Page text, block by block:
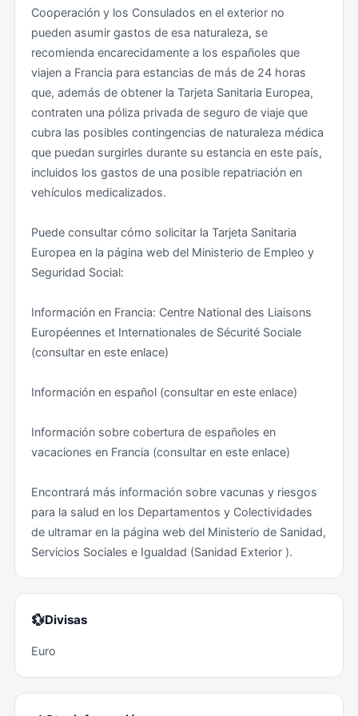
autobús, etc.).
Teniendo en cuenta lo anterior, se recomienda:
• Seguir en todo momento las indicaciones,
instrucciones y recomendaciones de las autoridades
francesas.
• Ir en todo momento debidamente documentado, con
el DNI o el pasaporte.
• Los aeropuertos y estaciones de tren, metro y
autobús funcionan normalmente, si bien los controles
reforzados de seguridad e identidad pueden suponer
• Los museos, teatros, salas de conciertos y
atracciones turísticas funcionan normalmente, si bien
habitual el control en los accesos de los bolsos de
grandes bultos o maletas.
indicación expresa de las autoridades locales .
Zonas de riesgo medio: algunos suburbios de las
grandes ciudades (París, Marsella, Lyon, Toulouse...).
Nueva Caledonia: Desde el pasado mes de mayo se
vienen registrando disturbios y enfrentamientos con
Nueva Caledonia, que han provocado actos de
violencia en la vía pública y bloqueos en las vías de
comunicación. Por ello, se recomienda extremar las
Cooperación y los Consulados en el exterior no
pueden asumir gastos de esa naturaleza, se
recomienda encarecidamente a los españoles que
viajen a Francia para estancias de más de 24 horas
que, además de obtener la Tarjeta Sanitaria Europea,
contraten una póliza privada de seguro de viaje que
cubra las posibles contingencias de naturaleza médica
que puedan surgirles durante su estancia en este país,
incluidos los gastos de una posible repatriación en
vehículos medicalizados.
Puede consultar cómo solicitar la Tarjeta Sanitaria
Europea en la página web del Ministerio de Empleo y
Seguridad Social:
Información en Francia: Centre National des Liaisons
Européennes et Internationales de Sécurité Sociale
(consultar en este enlace)
Información en español (consultar en este enlace)
Información sobre cobertura de españoles en
vacaciones en Francia (consultar en este enlace)
Encontrará más información sobre vacunas y riesgos
para la salud en los Departamentos y Colectividades
de ultramar en la página web del Ministerio de Sanidad,
Servicios Sociales e Igualdad (Sanidad Exterior ).
💱Divisas
Euro